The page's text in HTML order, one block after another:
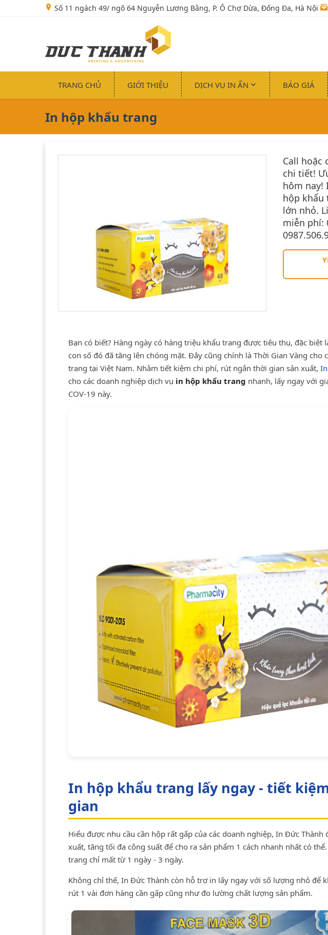
Số 11 ngách 49/ ngõ 64 Nguyễn Lương Bằng, P. Ô Chợ Dừa, Đống Đa, Hà Nội
TRANG CHỦ GIỚI THIỆU DỊCH VỤ IN ẤN BÁO GIÁ
In hộp khẩu trang
Call hoặc
chi tiết!
hôm nay!
hộp khẩu
lớn nhỏ.
miễn phí:
Bạn có biết? Hàng ngày có hàng triệu khẩu trang được tiêu thụ, đặc biệt
con số đó đã tăng lên chóng mặt. Đây cũng chính là Thời Gian Vàng cho
trang tại Việt Nam. Nhằm tiết kiệm chi phí, rút ngắn thời gian sản xuất,
cho các doanh nghiệp dịch vụ in hộp khẩu trang nhanh, lấy ngay với
COV-19 này.
In hộp khẩu trang lấy ngay - tiết
gian
Hiểu được nhu cầu cần hộp rất gấp của các doanh nghiệp, In Đức Thành
xuất, tăng tối đa công suất để cho ra sản phẩm 1 cách nhanh nhất có
trang chỉ mất từ 1 ngày - 3 ngày.
Không chỉ thế, In Đức Thành còn hỗ trợ in lấy ngay với số lượng nhỏ để
rút 1 vài đơn hàng cần gấp cũng như đo lường chất lượng sản phẩm.